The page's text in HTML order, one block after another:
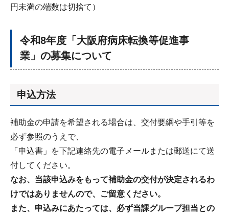
円未満の端数は切捨て）
令和8年度「大阪府病床転換等促進事
業」の募集について
申込方法
補助金の申請を希望される場合は、交付要綱や手引等を
必ず参照のうえで、
「申込書」を下記連絡先の電子メールまたは郵送にて送
付してください。
なお、当該申込みをもって補助金の交付が決定されるわ
けではありませんので、ご留意ください。
また、申込みにあたっては、必ず当課グループ担当との